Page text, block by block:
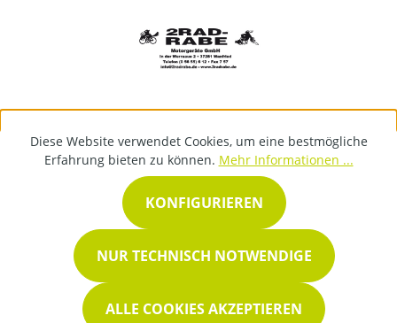
Diese Website verwendet Cookies, um eine bestmögliche
Erfahrung bieten zu können. Mehr Informationen ...
NUR TECHNISCH NOTWENDIGE
KONFIGURIEREN
ALLE COOKIES AKZEPTIEREN